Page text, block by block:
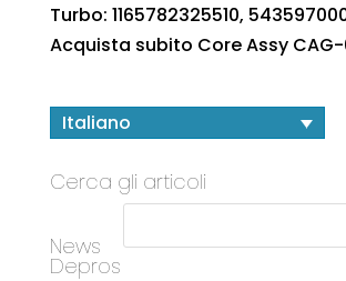
Turbo: 1165782325510,
Acquista subito Core Assy CAG-
Italiano
Cerca gli articoli
News
Depros